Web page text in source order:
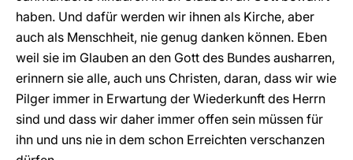
haben. Und dafür werden wir ihnen als Kirche, aber
auch als Menschheit, nie genug danken können. Eben
weil sie im Glauben an den Gott des Bundes ausharren,
erinnern sie alle, auch uns Christen, daran, dass wir wie
Pilger immer in Erwartung der Wiederkunft des Herrn
sind und dass wir daher immer offen sein müssen für
ihn und uns nie in dem schon Erreichten verschanzen